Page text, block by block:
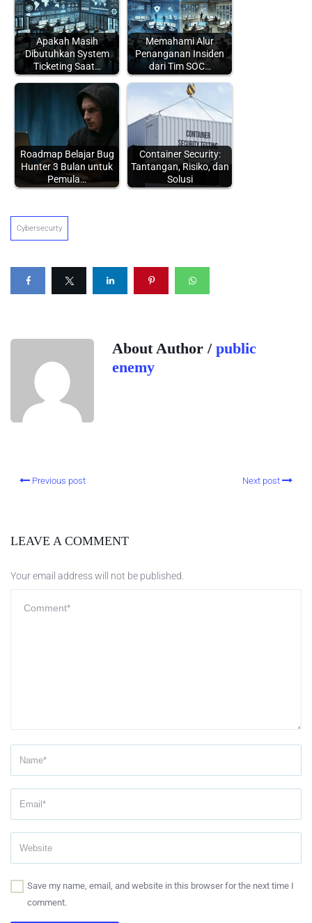
Apakah Masih
Dibutuhkan System
Ticketing Saat…
Memahami Alur
Penanganan Insiden
dari Tim SOC…
Roadmap Belajar Bug
Hunter 3 Bulan untuk
Pemula…
Container Security:
Tantangan, Risiko, dan
Solusi
Cybersecurty
About Author / public
enemy
Previous post Next post
LEAVE A COMMENT
Your email address will not be published.
Save my name, email, and website in this browser for the next time I
comment.